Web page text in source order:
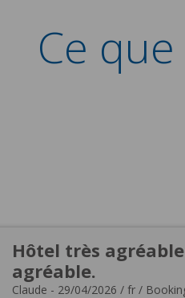
Ce
Hôtel très
agréable.
Claude - 29/04/2026 / fr /